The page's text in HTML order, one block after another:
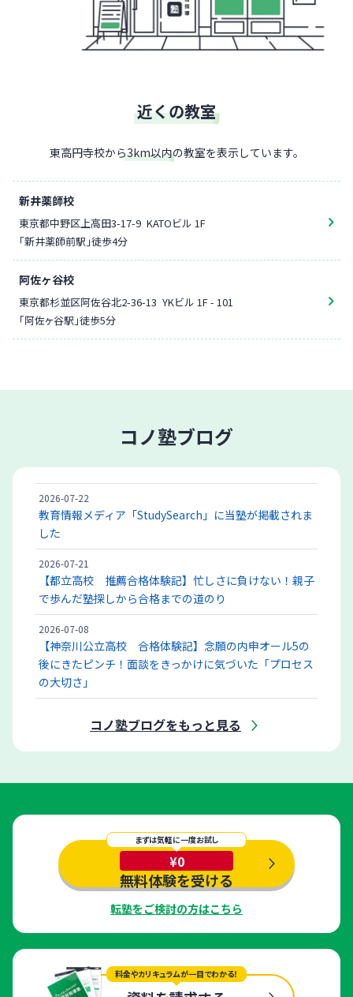
近くの教室
東高円寺校から3km以内の教室を表示しています。
新井薬師校
東京都中野区上高田3-17-9 KATOビル 1F
「新井薬師前駅」徒歩4分
阿佐ヶ谷校
東京都杉並区阿佐谷北2-36-13 YKビル 1F - 101
「阿佐ヶ谷駅」徒歩5分
コノ塾ブログ
2026-07-22
教育情報メディア「StudySearch」に当塾が掲載されま
した
2026-07-21
【都立高校 推薦合格体験記】忙しさに負けない！親子
で歩んだ塾探しから合格までの道のり
2026-07-08
【神奈川公立高校 合格体験記】念願の内申オール5の
後にきたピンチ！面談をきっかけに気づいた「プロセス
の大切さ」
コノ塾ブログをもっと見る
まずは気軽に一度お試し
¥0
無料体験を受ける
転塾をご検討の方はこちら
料金やカリキュラムが一目でわかる！